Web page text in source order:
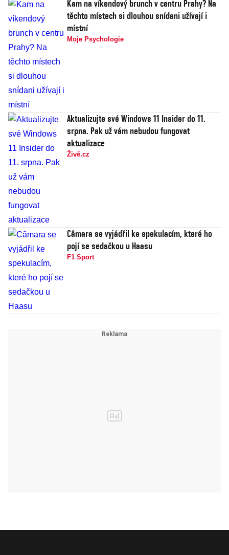
Kam na víkendový brunch v centru Prahy? Na
těchto místech si dlouhou snídani užívají i
místní
Moje Psychologie
Aktualizujte své Windows 11 Insider do 11.
srpna. Pak už vám nebudou fungovat
aktualizace
Živě.cz
Câmara se vyjádřil ke spekulacím, které ho
pojí se sedačkou u Haasu
F1 Sport